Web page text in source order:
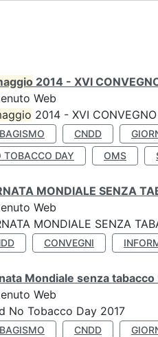
2014 - XVI
Web
2014 - XVI
CNDD
TOBACCO DAY
OMS
MONDIALE SENZA
Web
MONDIALE SENZA
CONVEGNI
Mondiale senza
Web
No Tobacco Day 2017
CNDD